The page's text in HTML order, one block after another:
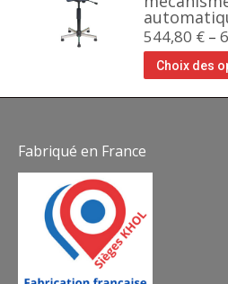
544,80 € –
Choix des
Fabriqué en France